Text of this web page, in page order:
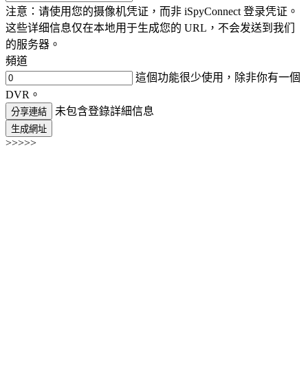
注意：请使用您的摄像机凭证，而非 iSpyConnect 登录凭证。
这些详细信息仅在本地用于生成您的 URL，不会发送到我们
的服务器。
頻道
這個功能很少使用，除非你有一個
DVR。
分享連結 未包含登錄詳細信息
生成網址
>>>>>